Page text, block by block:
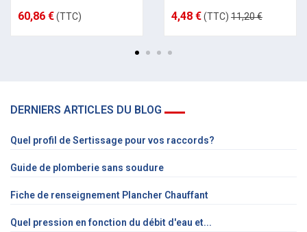
60,86 €(TTC) 4,48 €(TTC) 11,20 €
DERNIERS ARTICLES DU BLOG
Quel profil de Sertissage pour vos raccords?
Guide de plomberie sans soudure
Fiche de renseignement Plancher Chauffant
Quel pression en fonction du débit d'eau et...